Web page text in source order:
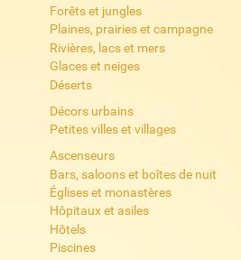
Forêts et jungles
Plaines, prairies et campagne
Rivières, lacs et mers
Glaces et neiges
Déserts
Décors urbains
Petites villes et villages
Ascenseurs
Bars, saloons et boîtes de nuit
Églises et monastères
Hôpitaux et asiles
Hôtels
Piscines